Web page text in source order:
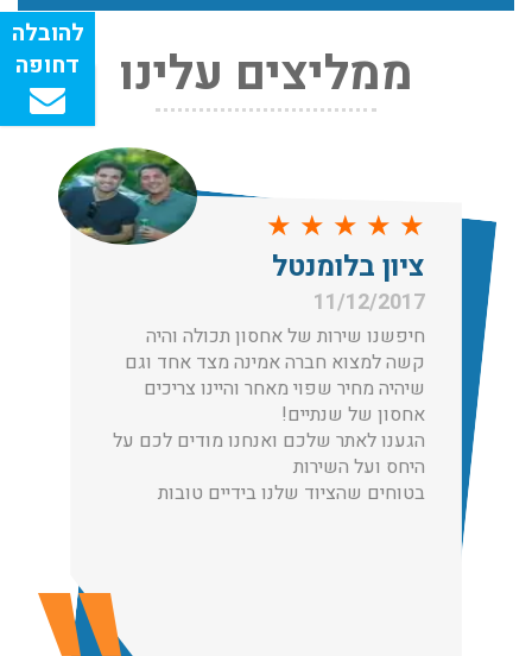
ממליצים עלינו
★
★
★
★
★
ציון בלומנטל
11/12/2017
חיפשנו שירות של אחסון תכולה והיה
קשה למצוא חברה אמינה מצד אחד וגם
שיהיה מחיר שפוי מאחר והיינו צריכים
אחסון של שנתיים!
הגענו לאתר שלכם ואנחנו מודים לכם על
היחס ועל השירות
בטוחים שהציוד שלנו בידיים טובות
שירותי אריזה:
שצריך! פורטל המובילים בישראל מציע לכם שירותי אריזה
ברמה הגבוהה ביותר, לקבלת הצעת מחיר כנסו עכשיו
עודכן לאחרונה: 31/05/2026, 15:42
הובלות בתל אביב:
עודכן לאחרונה: 30/03/2026, 12:23
הובלות מנוף בגבעת שמואל:
שירותי הובלה עם מנוף בגבעת שמואל לכל סוגי ההובלות
החל מהובלת תכולת דירה שלמה עם מנוף ועד פריט בודד.